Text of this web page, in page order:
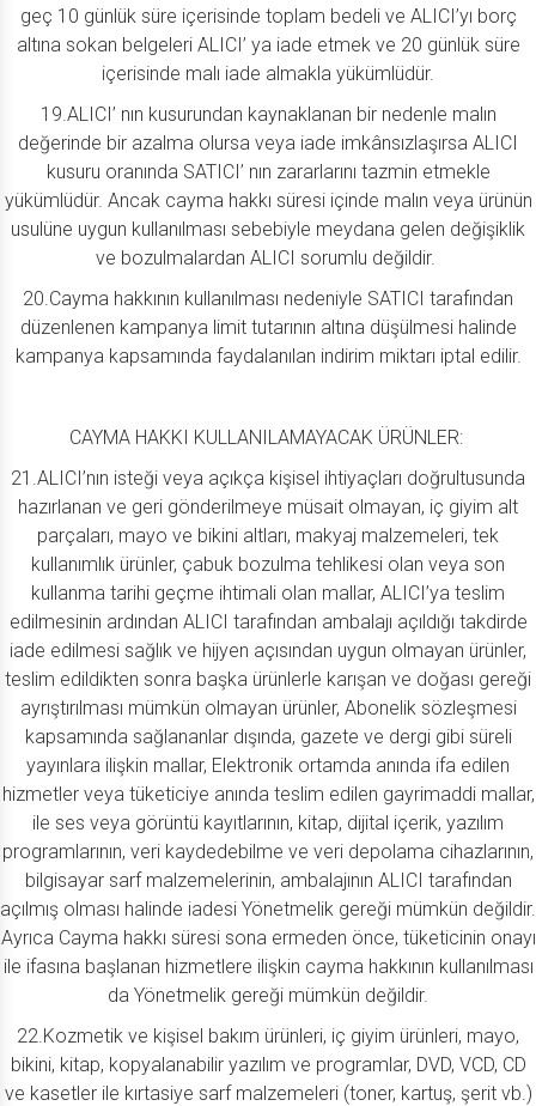
geç 10 günlük süre içerisinde toplam bedeli ve ALICI’yı borç
altına sokan belgeleri ALICI’ ya iade etmek ve 20 günlük süre
içerisinde malı iade almakla yükümlüdür.
19.ALICI’ nın kusurundan kaynaklanan bir nedenle malın
değerinde bir azalma olursa veya iade imkânsızlaşırsa ALICI
kusuru oranında SATICI’ nın zararlarını tazmin etmekle
yükümlüdür. Ancak cayma hakkı süresi içinde malın veya ürünün
usulüne uygun kullanılması sebebiyle meydana gelen değişiklik
ve bozulmalardan ALICI sorumlu değildir.
20.Cayma hakkının kullanılması nedeniyle SATICI tarafından
düzenlenen kampanya limit tutarının altına düşülmesi halinde
kampanya kapsamında faydalanılan indirim miktarı iptal edilir.
CAYMA HAKKI KULLANILAMAYACAK ÜRÜNLER:
21.ALICI’nın isteği veya açıkça kişisel ihtiyaçları doğrultusunda
hazırlanan ve geri gönderilmeye müsait olmayan, iç giyim alt
parçaları, mayo ve bikini altları, makyaj malzemeleri, tek
kullanımlık ürünler, çabuk bozulma tehlikesi olan veya son
kullanma tarihi geçme ihtimali olan mallar, ALICI’ya teslim
edilmesinin ardından ALICI tarafından ambalajı açıldığı takdirde
iade edilmesi sağlık ve hijyen açısından uygun olmayan ürünler,
teslim edildikten sonra başka ürünlerle karışan ve doğası gereği
ayrıştırılması mümkün olmayan ürünler, Abonelik sözleşmesi
kapsamında sağlananlar dışında, gazete ve dergi gibi süreli
yayınlara ilişkin mallar, Elektronik ortamda anında ifa edilen
hizmetler veya tüketiciye anında teslim edilen gayrimaddi mallar,
ile ses veya görüntü kayıtlarının, kitap, dijital içerik, yazılım
programlarının, veri kaydedebilme ve veri depolama cihazlarının,
bilgisayar sarf malzemelerinin, ambalajının ALICI tarafından
açılmış olması halinde iadesi Yönetmelik gereği mümkün değildir.
Ayrıca Cayma hakkı süresi sona ermeden önce, tüketicinin onayı
ile ifasına başlanan hizmetlere ilişkin cayma hakkının kullanılması
da Yönetmelik gereği mümkün değildir.
22.Kozmetik ve kişisel bakım ürünleri, iç giyim ürünleri, mayo,
bikini, kitap, kopyalanabilir yazılım ve programlar, DVD, VCD, CD
ve kasetler ile kırtasiye sarf malzemeleri (toner, kartuş, şerit vb.)